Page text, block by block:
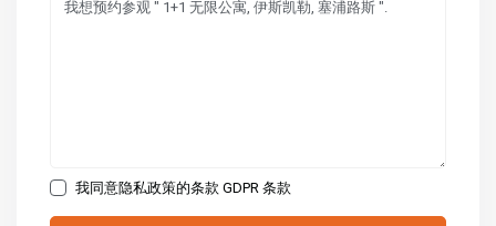
我同意隐私政策的条款GDPR 条款